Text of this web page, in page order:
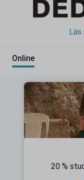
Online
20 %